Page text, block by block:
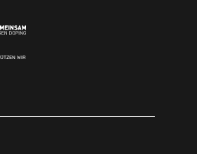
WIR